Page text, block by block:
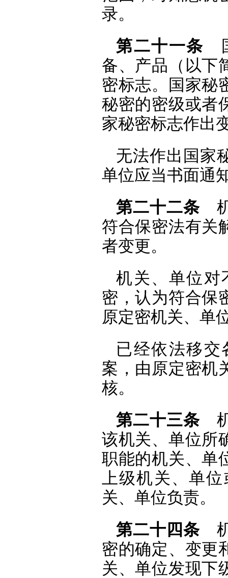
录。
第二十一条
备、产品（以下
密标志。国家秘
秘密的密级或者
家秘密标志作出
无法作出国家
单位应当书面通
第二十二条机
符合保密法有关
者变更。
机关、单位对
密，认为符合保
原定密机关、单
已经依法移交
案，由原定密机
核。
第二十三条机
该机关、单位所
职能的机关、单
上级机关、单
关、单位负责。
第二十四条机
密的确定、变更
关、单位发现下